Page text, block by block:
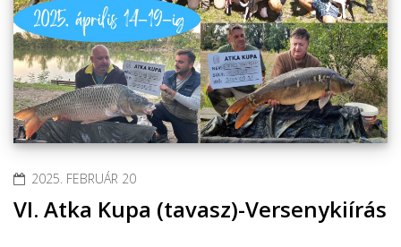
2025. FEBRUÁR 20
VI. Atka Kupa (tavasz)-Versenykiírás